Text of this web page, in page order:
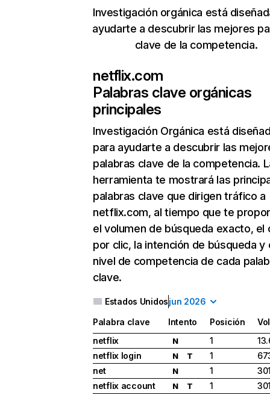
Investigación orgánica está
ayudarte a descubrir las mejores
clave de la competencia.
netflix.com
Palabras clave orgánicas
principales
Investigación Orgánica está
para ayudarte a descubrir las
palabras clave de la competencia.
herramienta te mostrará las
palabras clave que dirigen tráfico a
netflix.com, al tiempo que te
el volumen de búsqueda exacto, el
por clic, la intención de búsqueda y
nivel de competencia de cada
clave.
Estados Unidosjun 2026
Palabra clave Intento Posición
netflix
N 1
netflix login
N T 1
net
N 1
netflix account
N T 1